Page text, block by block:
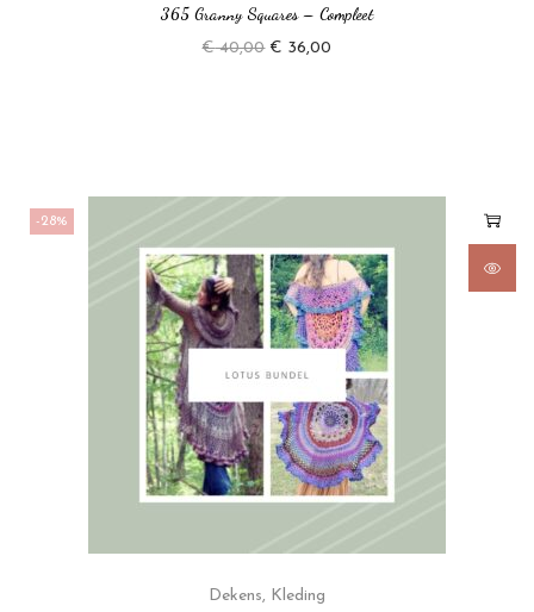
365 Granny Squares – Compleet
€40,00 € 36,00
-28%
Dekens, Kleding